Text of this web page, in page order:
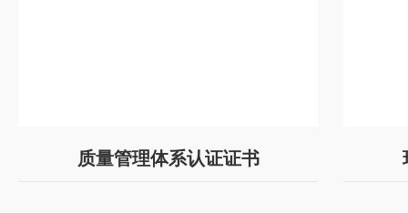
质量管理体系认证证书